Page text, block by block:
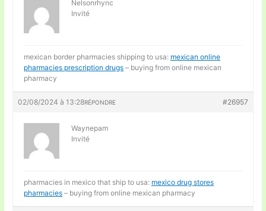
Nelsonrhync
Invité
mexican border pharmacies shipping to usa: mexican online
pharmacies prescription drugs – buying from online mexican
pharmacy
02/08/2024 à 13:28 #26957
RÉPONDRE
Waynepam
Invité
pharmacies in mexico that ship to usa: mexico drug stores
pharmacies – buying from online mexican pharmacy